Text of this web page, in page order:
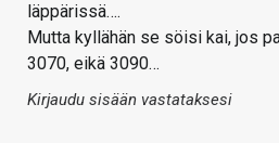
läppärissä….
Mutta kyllähän se söisi kai, jos
3070, eikä 3090…
Kirjaudu sisään vastataksesi